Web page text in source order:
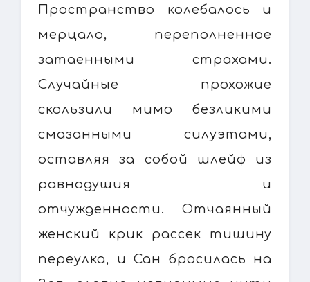
Пространство колебалось и
мерцало, переполненное
затаенными страхами.
Случайные прохожие
скользили мимо безликими
смазанными силуэтами,
оставляя за собой шлейф из
равнодушия и
отчужденности. Отчаянный
женский крик рассек тишину
переулка, и Сан бросилась на